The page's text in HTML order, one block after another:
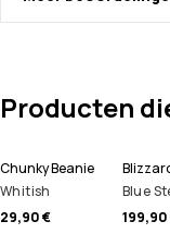
Producten
Chunky Beanie
Whitish
29,90 €
Blue
199,90